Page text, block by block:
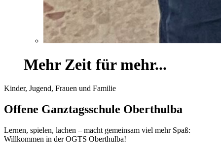
Mehr Zeit für mehr...
Kinder, Jugend, Frauen und Familie
Offene Ganztagsschule Oberthulba
Lernen, spielen, lachen – macht gemeinsam viel mehr Spaß:
Willkommen in der OGTS Oberthulba!